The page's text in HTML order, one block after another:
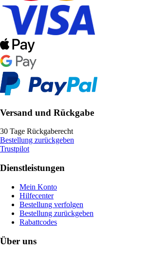
Versand und Rückgabe
30 Tage Rückgaberecht
Bestellung zurückgeben
Trustpilot
Dienstleistungen
Mein Konto
Hilfecenter
Bestellung verfolgen
Bestellung zurückgeben
Rabattcodes
Über uns